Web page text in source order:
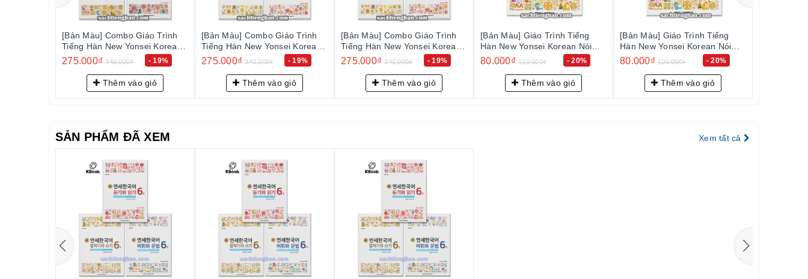
[Bản Màu] Combo Giáo Trình
Tiếng Hàn New Yonsei Korean
5-1 - 새 연세한국어 5-1
275.000₫ 340.000₫ - 19%
Thêm vào giỏ
[Bản Màu] Combo Giáo Trình
Tiếng Hàn New Yonsei Korean
5-2 - 새 연세한국어 5-2
275.000₫ 340.000₫ - 19%
Thêm vào giỏ
[Bản Màu] Giáo Trình Tiếng
Hàn New Yonsei Korean Nói
Viết 4-1 - 새 연세한국어 말하기
와 쓰기 4-1
80.000₫ 100.000₫ - 20%
Thêm vào giỏ
[Bản Màu] Giáo Trình Tiếng
Hàn New Yonsei Korean Nói
Viết 4-2 - 새 연세한국어 말하기
와 쓰기 4-2
80.000₫ 100.000₫ - 20%
Thêm vào giỏ
[Bản Màu] Giáo Trình Tiếng
Hàn New Yonsei Korean Nói
Viết 5-1 - 새 연세한국어 말하기
와 쓰기 5-1
80.000₫ 100.000₫ - 20%
Thêm vào giỏ
SẢN PHẨM ĐÃ XEM Xem tất cả